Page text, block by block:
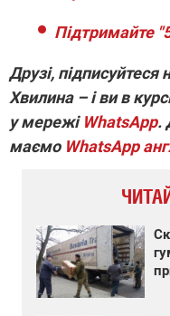
Підтримайте
Друзі, підписуйтеся
Хвилина – і ви в
у мережі WhatsApp.
маємо WhatsApp